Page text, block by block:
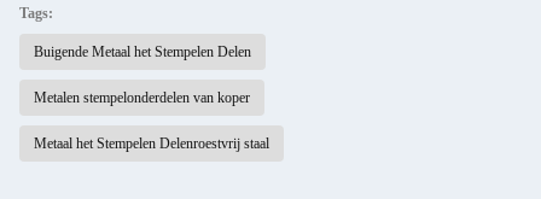
Tags:
Buigende Metaal het Stempelen Delen
Metalen stempelonderdelen van koper
Metaal het Stempelen Delenroestvrij staal